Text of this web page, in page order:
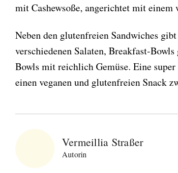
mit Cashewsoße, angerichtet mit einem
Neben den glutenfreien Sandwiches
verschiedenen Salaten, Breakfast-
Bowls mit reichlich Gemüse. Eine
einen veganen und glutenfreien Snack
Vermeillia Straßer
Autorin